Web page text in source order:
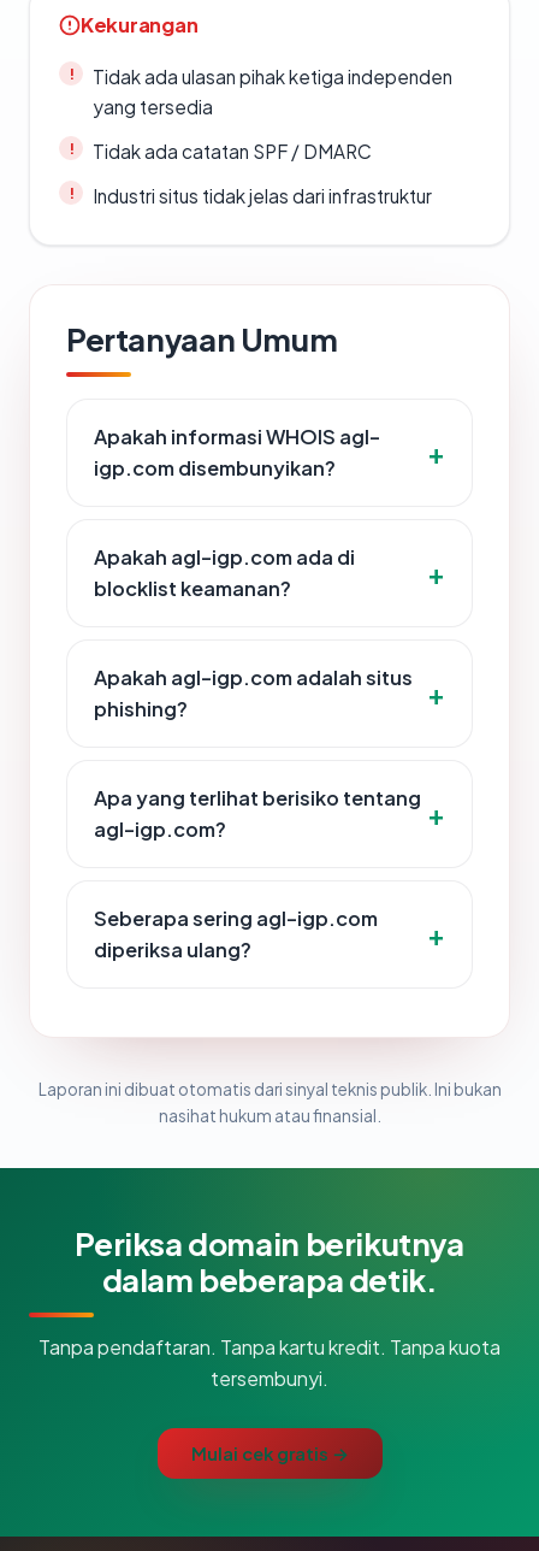
Kekurangan
Tidak ada ulasan pihak ketiga independen
yang tersedia
Tidak ada catatan SPF / DMARC
Industri situs tidak jelas dari infrastruktur
Pertanyaan Umum
Apakah informasi WHOIS agl-
igp.com disembunyikan?
Apakah agl-igp.com ada di
blocklist keamanan?
Apakah agl-igp.com adalah situs
phishing?
Apa yang terlihat berisiko tentang
agl-igp.com?
Seberapa sering agl-igp.com
diperiksa ulang?
Laporan ini dibuat otomatis dari sinyal teknis publik. Ini bukan
nasihat hukum atau finansial.
Periksa domain berikutnya
dalam beberapa detik.
Tanpa pendaftaran. Tanpa kartu kredit. Tanpa kuota
tersembunyi.
Mulai cek gratis →